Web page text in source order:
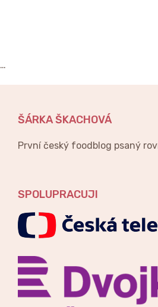
…
ŠÁRKA ŠKACHOVÁ
První český foodblog psaný
SPOLUPRACUJI